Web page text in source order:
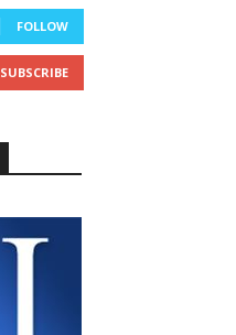
FOLLOW
SUBSCRIBE